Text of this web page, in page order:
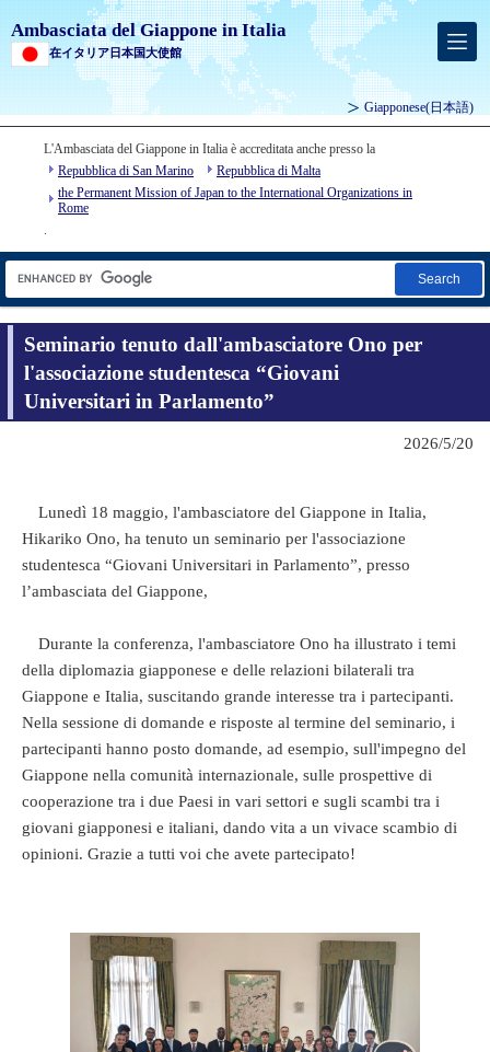
Ambasciata del Giappone in Italia
在イタリア日本国大使館
Giapponese(日本語)
L'Ambasciata del Giappone in Italia è accreditata anche presso la
Repubblica di San Marino
Repubblica di Malta
the Permanent Mission of Japan to the International Organizations in
Rome
.
Search
Seminario tenuto dall'ambasciatore Ono per
l'associazione studentesca “Giovani
Universitari in Parlamento”
2026/5/20
Lunedì 18 maggio, l'ambasciatore del Giappone in Italia,
Hikariko Ono, ha tenuto un seminario per l'associazione
studentesca “Giovani Universitari in Parlamento”, presso
l’ambasciata del Giappone,
Durante la conferenza, l'ambasciatore Ono ha illustrato i temi
della diplomazia giapponese e delle relazioni bilaterali tra
Giappone e Italia, suscitando grande interesse tra i partecipanti.
Nella sessione di domande e risposte al termine del seminario, i
partecipanti hanno posto domande, ad esempio, sull'impegno del
Giappone nella comunità internazionale, sulle prospettive di
cooperazione tra i due Paesi in vari settori e sugli scambi tra i
giovani giapponesi e italiani, dando vita a un vivace scambio di
opinioni. Grazie a tutti voi che avete partecipato!